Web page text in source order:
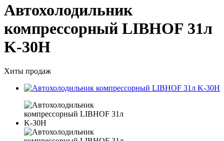
Автохолодильник
компрессорный LIBHOF 31л
K-30H
Хиты продаж